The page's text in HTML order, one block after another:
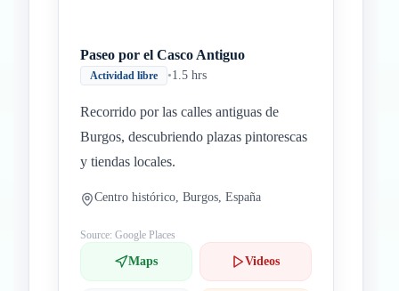
Paseo por el Casco Antiguo
Actividad libre •1.5 hrs
Recorrido por las calles antiguas de
Burgos, descubriendo plazas pintorescas
y tiendas locales.
Centro histórico, Burgos, España
Source: Google Places
Maps Videos